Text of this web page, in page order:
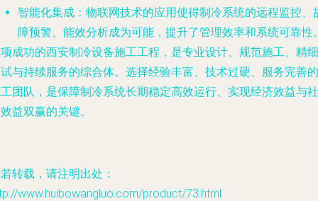
智能化集成 ：物联网技术的应用使得制冷系统的远程监控、
障预警、能效分析成为可能，提升了管理效率和系统可靠性
成功的西安制冷设备施工工程，是专业设计、规范施工、精细
与持续服务的综合体。选择经验丰富、技术过硬、服务完善的
团队，是保障制冷系统长期稳定高效运行、实现经济效益与社
益双赢的关键。
转载，请注明出处：
www.huibowangluo.com/product/73.html